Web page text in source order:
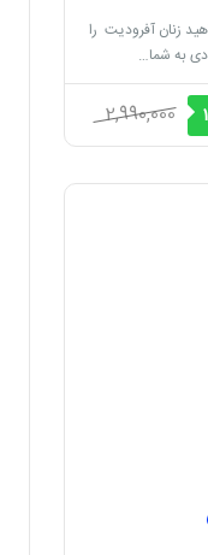
زنان آفرودیت را
به شما…
2,990,000
2,990,000 ریال
قیمت
فعلی
1,680,000 ریال